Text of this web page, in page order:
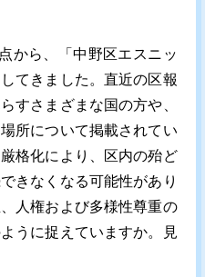
から、「中野区エスニッ
てきました。直近の区報
すさまざまな国の方や、
所について掲載されてい
格化により、区内の殆ど
きなくなる可能性があり
人権および多様性尊重の
うに捉えていますか。見